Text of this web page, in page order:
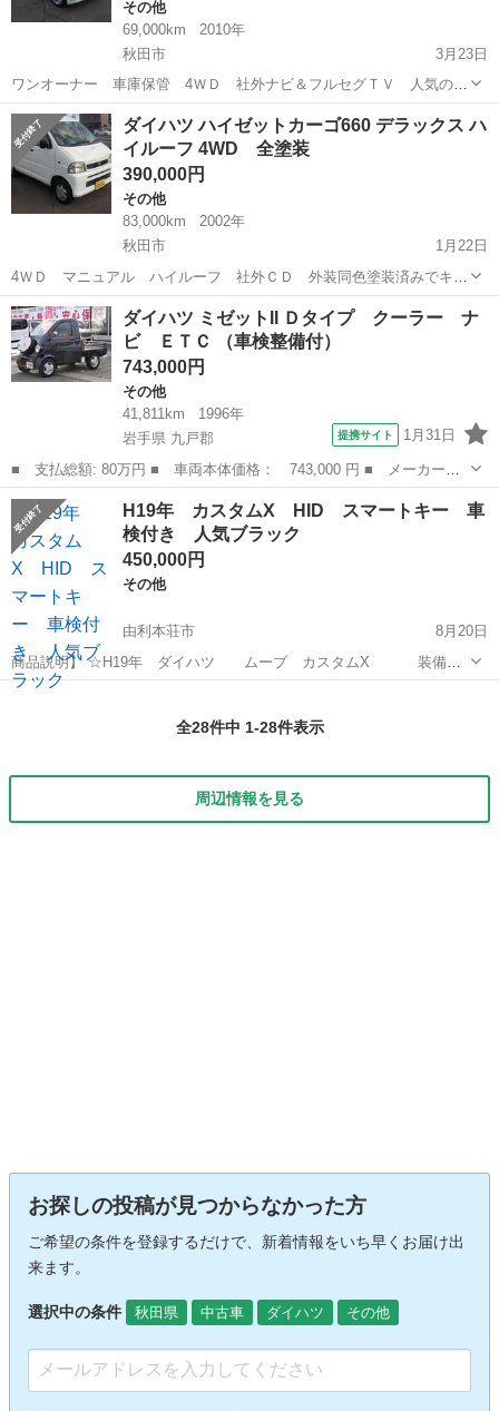
その他
69,000km
2010年
秋田市
3月23日
ワンオーナー 車庫保管 4ＷＤ 社外ナビ＆フルセグＴＶ 人気のコ
ンテ4ＷＤ入庫しました！ 車検Ｈ29年7月 ボディタイプ ハッチバック
駆動方式 4WD 色 真珠白 ハンドル 右 ...
秋田 秋田市 その他 4WD
ダイハツ ハイゼットカーゴ660 デラックス ハ
イルーフ 4WD 全塗装
390,000円
その他
83,000km
2002年
秋田市
1月22日
4ＷＤ マニュアル ハイルーフ 社外ＣＤ 外装同色塗装済みでキレ
イです！ ボディタイプ ハッチバック 駆動方式 4WD 色 白 ハンドル 右
車台末尾番号 412 ミッション...
秋田 秋田市 その他 4WD
ダイハツ ミゼットII Ｄタイプ クーラー ナ
ビ ＥＴＣ （車検整備付）
743,000円
その他
41,811km
1996年
岩手県 九戸郡
提携サイト 1月31日
■ 支払総額: 80万円 ■ 車両本体価格： 743,000 円 ■ メーカー
名： ダイハツ ■ 車種名： ミゼットII ■ グレード名： Ｄタイ
プ クーラー ナビ ＥＴＣ ■ 排気量： 660cc ■ ドア枚数：
2D ...
岩手 その他
H19年 カスタムX HID スマートキー 車
検付き 人気ブラック
450,000円
その他
由利本荘市
8月20日
商品説明】 ☆H19年 ダイハツ ムーブ カスタムX 装備☆
キセノンライト☆オートエアコン☆スマートキー☆フォグランプ☆カ
秋田
全28件中 1-28件表示
周辺情報を見る
お探しの投稿が見つからなかった方
ご希望の条件を登録するだけで、新着情報をいち早くお届け出
来ます。
選択中の条件 秋田県 中古車 ダイハツ その他